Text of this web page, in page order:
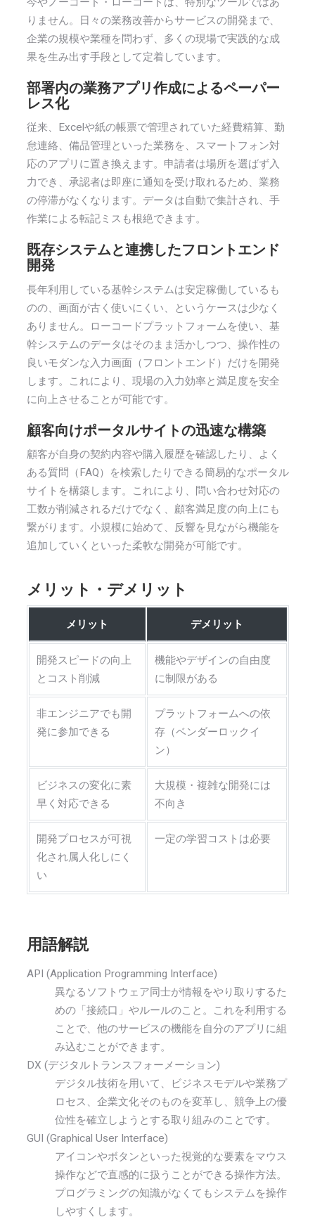
りません。日々の業務改善からサービスの開発まで、
企業の規模や業種を問わず、多くの現場で実践的な成
果を生み出す手段として定着しています。
部署内の業務アプリ作成によるペーパー
レス化
従来、Excelや紙の帳票で管理されていた経費精算、勤
怠連絡、備品管理といった業務を、スマートフォン対
応のアプリに置き換えます。申請者は場所を選ばず入
力でき、承認者は即座に通知を受け取れるため、業務
の停滞がなくなります。データは自動で集計され、手
作業による転記ミスも根絶できます。
既存システムと連携したフロントエンド
開発
長年利用している基幹システムは安定稼働しているも
のの、画面が古く使いにくい、というケースは少なく
ありません。ローコードプラットフォームを使い、基
幹システムのデータはそのまま活かしつつ、操作性の
良いモダンな入力画面（フロントエンド）だけを開発
します。これにより、現場の入力効率と満足度を安全
に向上させることが可能です。
顧客向けポータルサイトの迅速な構築
顧客が自身の契約内容や購入履歴を確認したり、よく
ある質問（FAQ）を検索したりできる簡易的なポータル
サイトを構築します。これにより、問い合わせ対応の
工数が削減されるだけでなく、顧客満足度の向上にも
繋がります。小規模に始めて、反響を見ながら機能を
追加していくといった柔軟な開発が可能です。
メリット・デメリット
メリット デメリット
開発スピードの向上
とコスト削減
機能やデザインの自由度
に制限がある
非エンジニアでも開
発に参加できる
プラットフォームへの依
存（ベンダーロックイ
ン）
ビジネスの変化に素
早く対応できる
大規模・複雑な開発には
不向き
開発プロセスが可視
化され属人化しにく
い
一定の学習コストは必要
用語解説
API (Application Programming Interface)
異なるソフトウェア同士が情報をやり取りするた
めの「接続口」やルールのこと。これを利用する
ことで、他のサービスの機能を自分のアプリに組
み込むことができます。
DX (デジタルトランスフォーメーション)
デジタル技術を用いて、ビジネスモデルや業務プ
ロセス、企業文化そのものを変革し、競争上の優
位性を確立しようとする取り組みのことです。
GUI (Graphical User Interface)
アイコンやボタンといった視覚的な要素をマウス
操作などで直感的に扱うことができる操作方法。
プログラミングの知識がなくてもシステムを操作
しやすくします。